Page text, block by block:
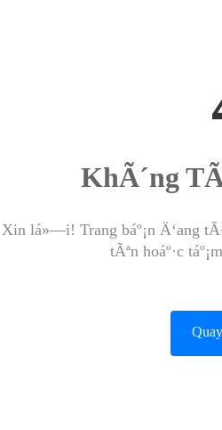
KhÃ´ng
Xin lá»—i! Trang báº¡n Ä‘ang
tÃªn hoáº·c